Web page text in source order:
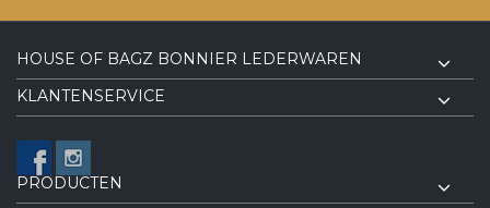
HOUSE OF BAGZ BONNIER LEDERWAREN
KLANTENSERVICE
PRODUCTEN